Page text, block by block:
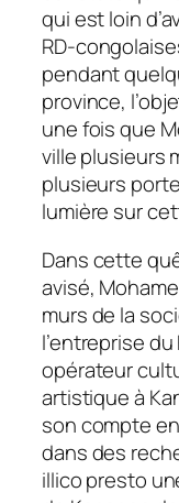
qui est loin
RD-
pendant
province,
une fois que
ville plusieurs
plusieurs
lumière sur
Dans cette
avisé,
murs de la
l’entreprise
opérateur
artistique à
son compte
dans des
illico presto